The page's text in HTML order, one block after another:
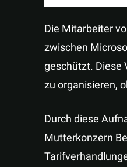
Die Mitarbeiter
zwischen
geschützt. Diese
zu organisieren,
Durch diese
Mutterkonzern